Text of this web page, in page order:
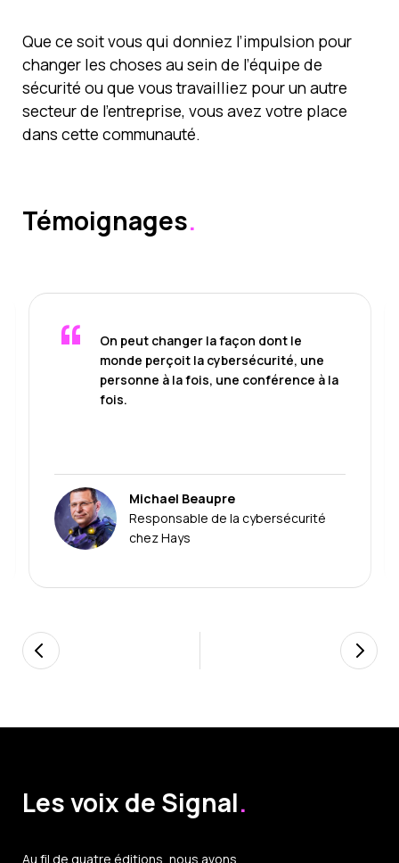
Que ce soit vous qui donniez l’impulsion pour
changer les choses au sein de l’équipe de
sécurité ou que vous travailliez pour un autre
secteur de l’entreprise, vous avez votre place
dans cette communauté.
Témoignages.
“
On peut changer la façon dont le
monde perçoit la cybersécurité, une
personne à la fois, une conférence à la
fois.
Michael Beaupre
Responsable de la cybersécurité
chez Hays
Les voix de Signal.
Au fil de quatre éditions, nous avons